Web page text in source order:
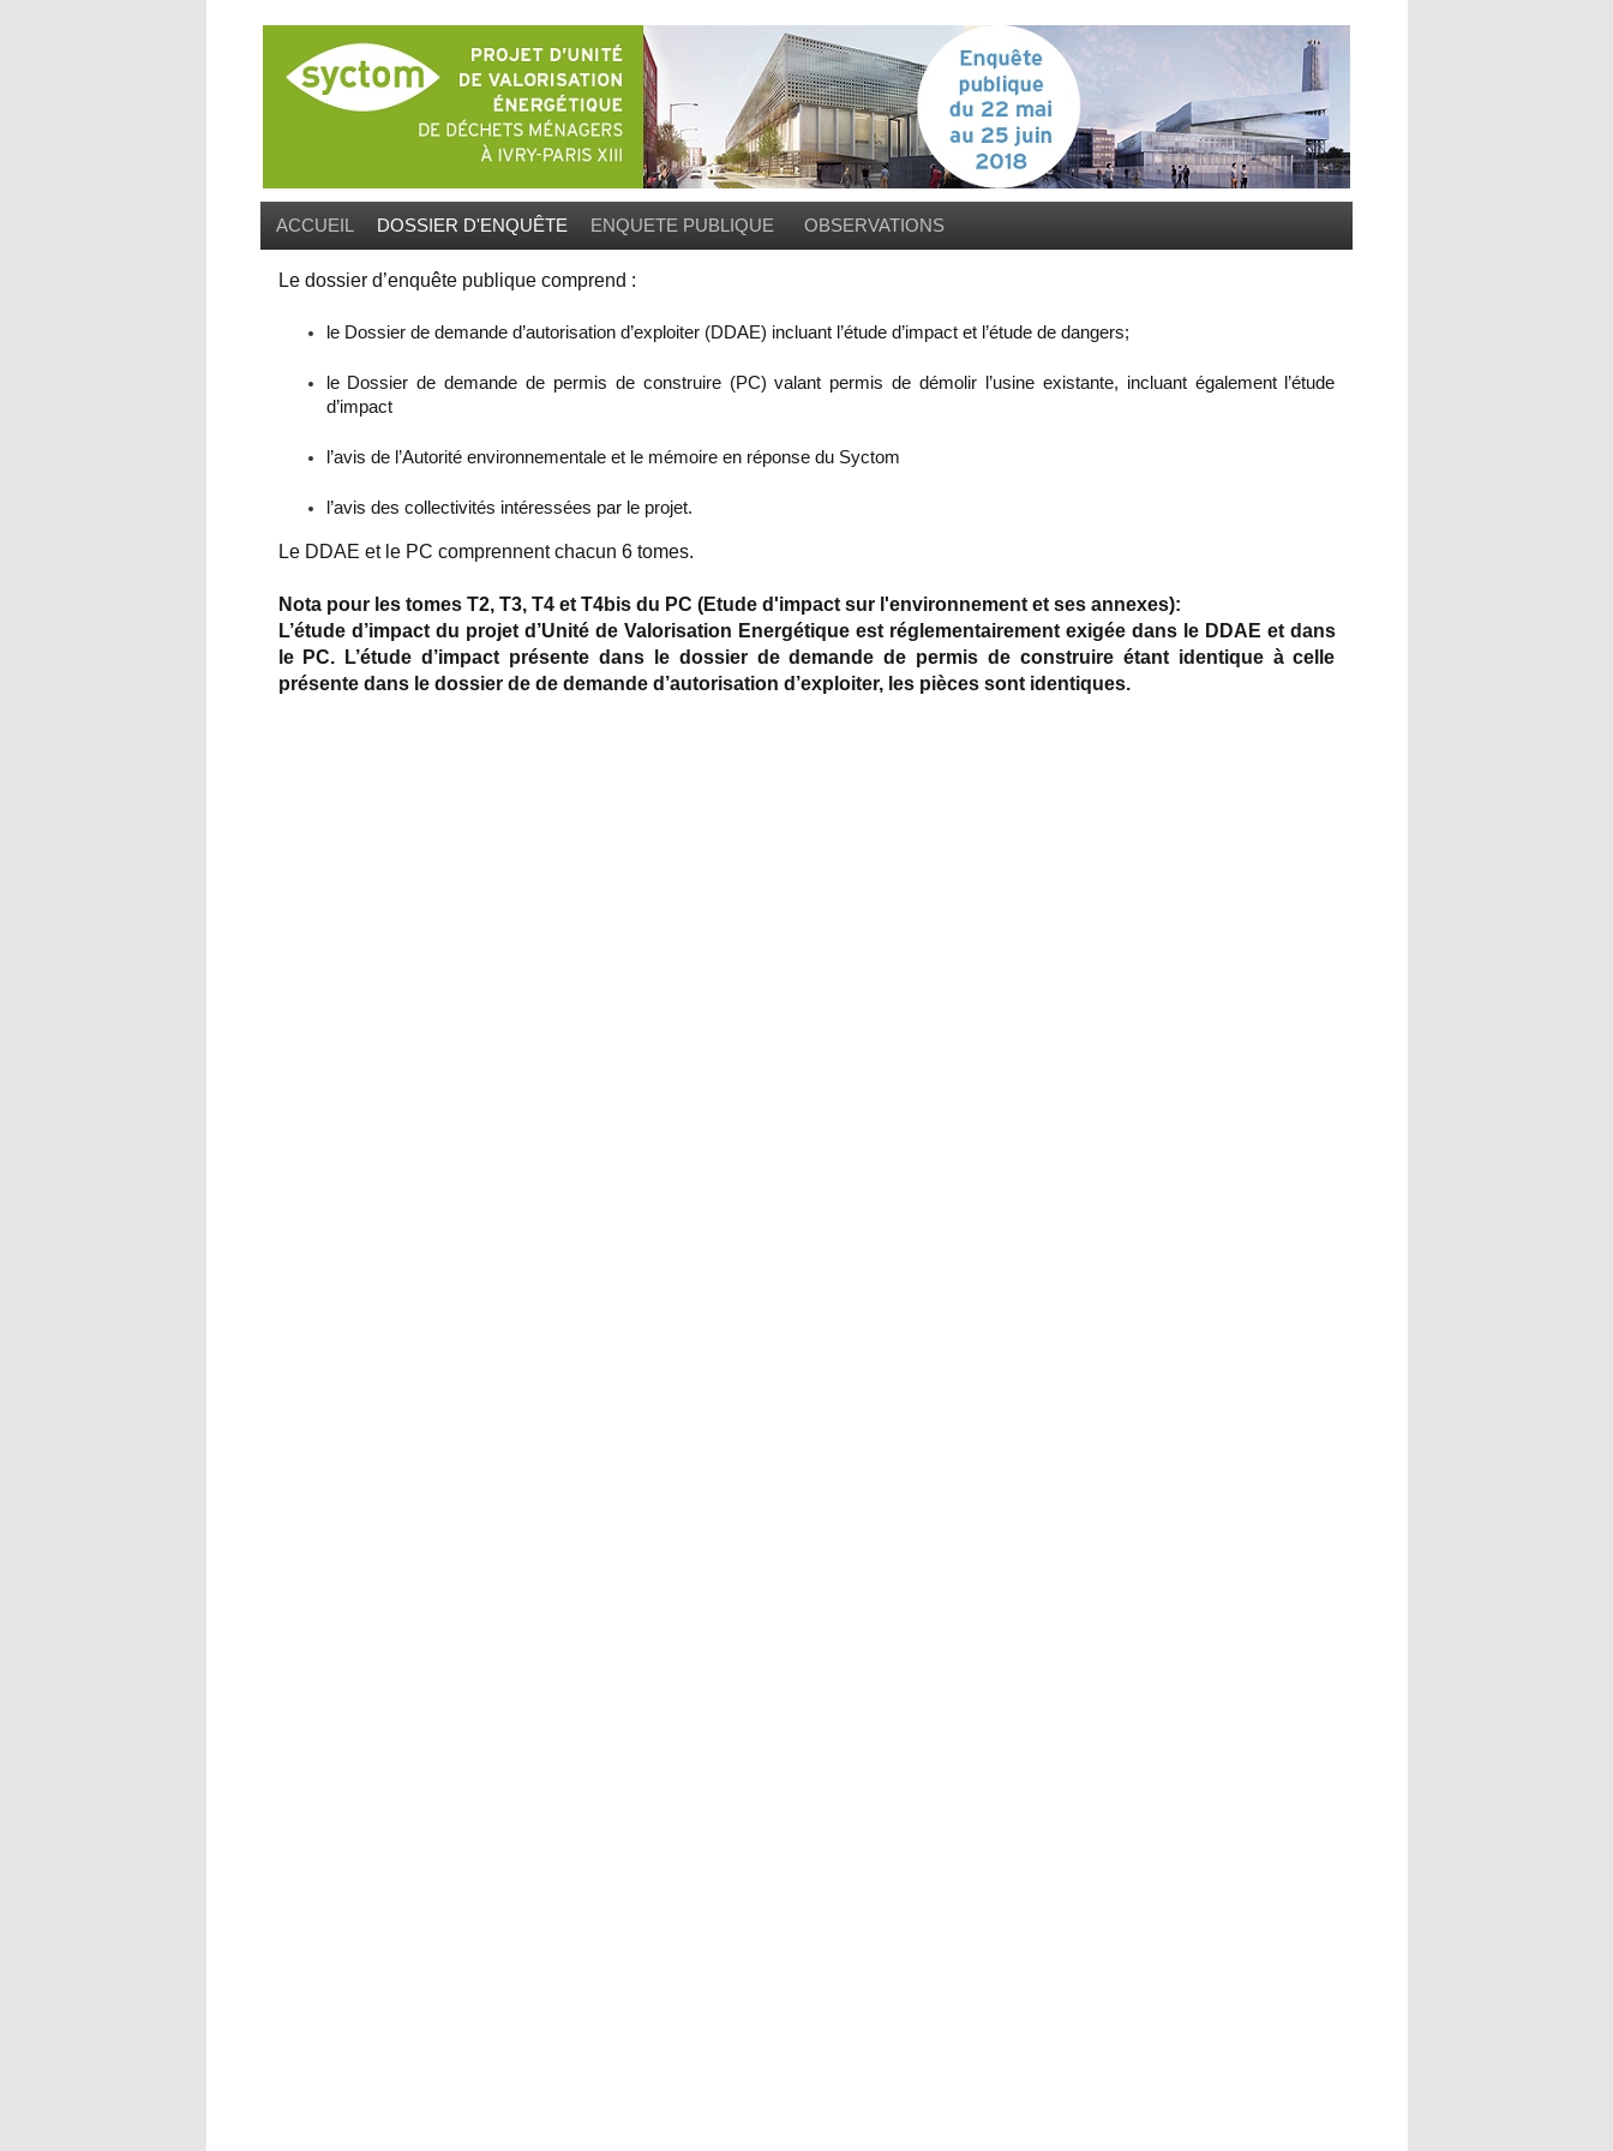
ENQUETE PUBLIQUE OBSERVATIONS
ACCUEIL DOSSIER D'ENQUÊTE
Le dossier d’enquête publique comprend :
le Dossier de demande d’autorisation d’exploiter (DDAE) incluant l’étude d’impact et l’étude de dangers;
le Dossier de demande de permis de construire (PC) valant permis de démolir l’usine existante, incluant également l’étude
d’impact
l’avis de l’Autorité environnementale et le mémoire en réponse du Syctom
l’avis des collectivités intéressées par le projet.
Le DDAE et le PC comprennent chacun 6 tomes.
Nota pour les tomes T2, T3, T4 et T4bis du PC (Etude d'impact sur l'environnement et ses annexes):
L’étude d’impact du projet d’Unité de Valorisation Energétique est réglementairement exigée dans le DDAE et dans
le PC. L’étude d’impact présente dans le dossier de demande de permis de construire étant identique à celle
présente dans le dossier de de demande d’autorisation d’exploiter, les pièces sont identiques.